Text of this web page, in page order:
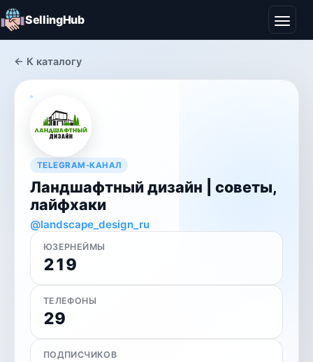
SellingHub
← К каталогу
TELEGRAM-КАНАЛ
Ландшафтный дизайн | советы,
лайфхаки
@landscape_design_ru
ЮЗЕРНЕЙМЫ
219
ТЕЛЕФОНЫ
29
ПОДПИСЧИКОВ